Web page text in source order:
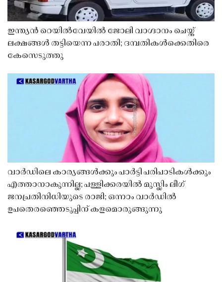
ഇന്ത്യൻ റെയിൽവേയിൽ ജോലി വാഗ്ദാനം ചെയ്ത്
ലക്ഷങ്ങൾ തട്ടിയെന്ന പരാതി; ദമ്പതികൾക്കെതിരെ
കേസെടുത്തു
വാർഡിലെ കാര്യങ്ങൾക്കും പാർട്ടി പരിപാടികൾക്കും
എത്താനാകുന്നില്ല; പള്ളിക്കരയിൽ മുസ്ലിം ലീഗ്
ജനപ്രതിനിധിയുടെ രാജി; ഒന്നാം വാർഡിൽ
ഉപതെരഞ്ഞെടുപ്പിന് കളമൊരുങ്ങുന്നു